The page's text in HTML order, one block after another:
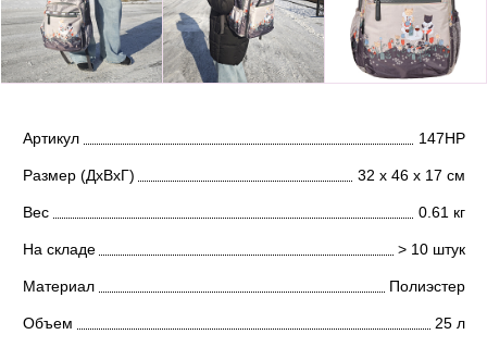
Артикул 147НР
Размер (ДхВхГ) 32 х 46 х 17 см
Вес 0.61 кг
На складе > 10 штук
Материал Полиэстер
Объем 25 л